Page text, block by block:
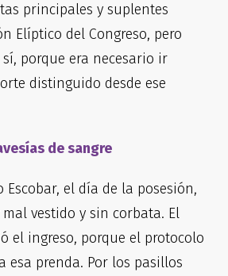
principales y suplentes
Elíptico del Congreso, pero
porque era necesario ir
distinguido desde ese
de sangre
Escobar, el día de la posesión,
vestido y sin corbata. El
el ingreso, porque el protocolo
esa prenda. Por los pasillos